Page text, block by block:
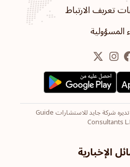
تعريف الارتباط
المسؤولية
موقع visaindex.com تديره شركة جايد للاستشارات Guide
Consultants
الإخبارية